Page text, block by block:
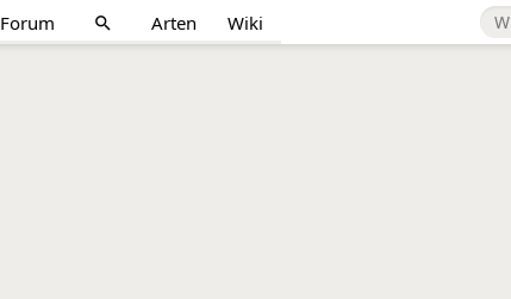
Forum search Arten Wiki